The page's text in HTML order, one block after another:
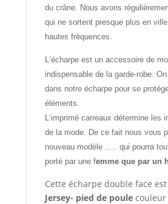
du crâne. Nous avons
qui ne sortent presque plus en
hautes fréquences.
L‘écharpe est un accessoire de
indispensable de la garde-robe.
dans notre écharpe pour se
éléments.
L‘imprimé carreaux détermine les
de la mode. De ce fait nous vous
nouveau modèle ..... qui pourra
porté par une femme que par un
Cette écharpe double face
Jersey- pied de poule couleur